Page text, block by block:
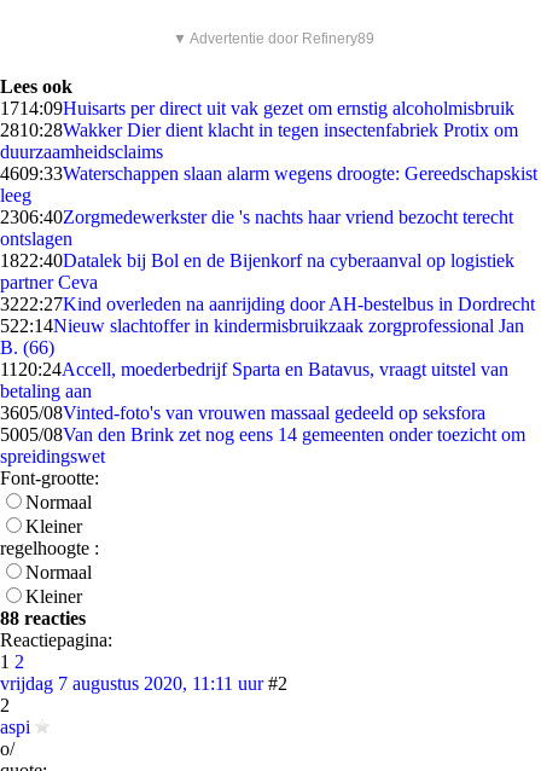
▼ Advertentie door Refinery89
Lees ook
1714:09Huisarts per direct uit vak gezet om ernstig alcoholmisbruik
2810:28Wakker Dier dient klacht in tegen insectenfabriek Protix om
duurzaamheidsclaims
4609:33Waterschappen slaan alarm wegens droogte: Gereedschapskist
leeg
2306:40Zorgmedewerkster die 's nachts haar vriend bezocht terecht
ontslagen
1822:40Datalek bij Bol en de Bijenkorf na cyberaanval op logistiek
partner Ceva
3222:27Kind overleden na aanrijding door AH-bestelbus in Dordrecht
522:14Nieuw slachtoffer in kindermisbruikzaak zorgprofessional Jan
B. (66)
11 20:24Accell, moederbedrijf Sparta en Batavus, vraagt uitstel van
betaling aan
3605/08Vinted-foto's van vrouwen massaal gedeeld op seksfora
5005/08Van den Brink zet nog eens 14 gemeenten onder toezicht om
spreidingswet
Font-grootte:
Normaal
Kleiner
regelhoogte :
Normaal
Kleiner
88 reacties
Reactiepagina:
1 2
vrijdag 7 augustus 2020, 11:11 uur #2
2
aspi
o/